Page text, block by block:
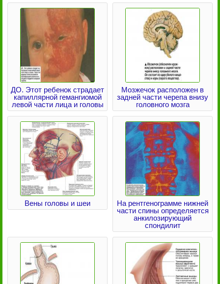
ДО. Этот ребенок страдает
капиллярной гемангиомой
левой части лица и головы
Мозжечок расположен в
задней части черепа внизу
головного мозга
Вены головы и шеи
На рентгенограмме нижней
части спины определяется
анкилозирующий
спондилит